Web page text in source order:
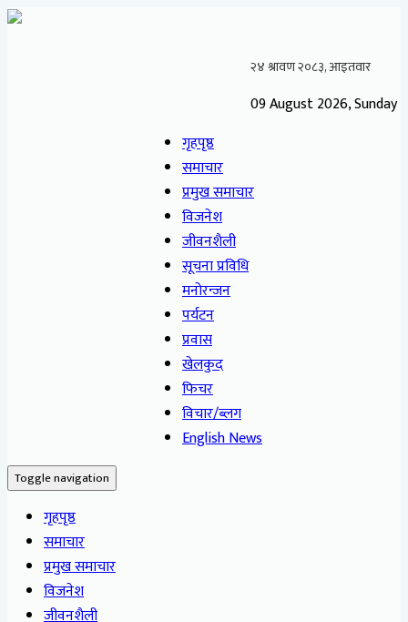
09 August 2026, Sunday
गृहपृष्ठ
समाचार
प्रमुख समाचार
विजनेश
जीवनशैली
सूचना प्रविधि
मनोरन्जन
पर्यटन
प्रवास
खेलकुद
फिचर
विचार/ब्लग
English News
Toggle navigation
गृहपृष्ठ
समाचार
प्रमुख समाचार
विजनेश
जीवनशैली